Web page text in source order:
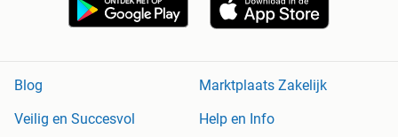
Blog
Marktplaats Zakelijk
Veilig en Succesvol
Help en Info